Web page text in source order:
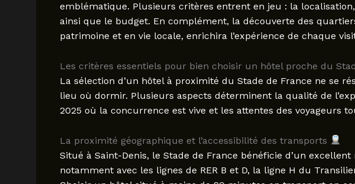
emblématique. Plusieurs critères entrent en jeu : la
ainsi que le budget. En complément, la découverte des
patrimoine et en vie locale, enrichira l’expérience de chaque
Les critères essentiels pour bien choisir un hôtel proche du
La sélection d’un hôtel à proximité du Stade de France ne se
lieu où dormir. Plusieurs aspects déterminent la qualité de
2025 où la concurrence est vive et les attentes des voyageurs
La proximité géographique et l’accessibilité des transports
Situé à Saint-Denis, le Stade de France bénéficie d’un
notamment avec les lignes de RER B et D, la ligne H du